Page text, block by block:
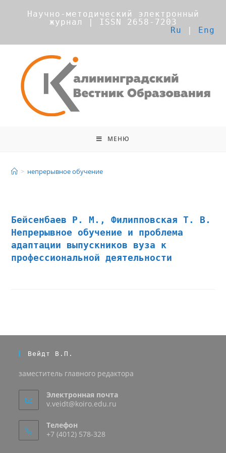
Научно-методический электронный
журнал | ISSN 2658-7203
Ru | Eng
МЕНЮ
> непрерывное обучение
Бейсенбаев Р. М., Филипповская Т. В.
Непрерывное обучение и проблема
адаптации выпускников вуза к
профессиональной деятельности
Вейдт В.П.
заместитель главного редактора
Электронная почта
v.veidt@koiro.edu.ru
Телефон
+7 (4012) 578-328